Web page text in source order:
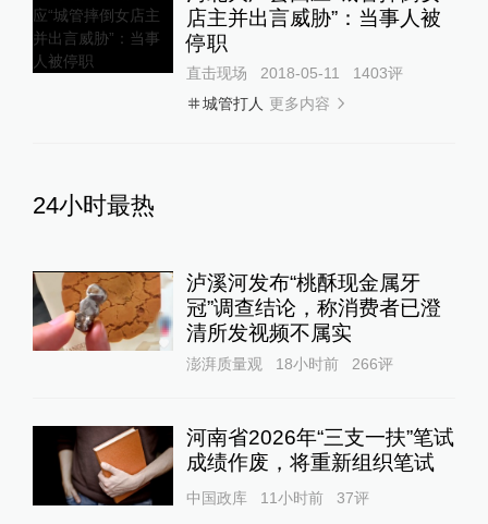
店主并出言威胁”：当事人被
停职
直击现场 2018-05-11 1403评
城管打人 更多内容
24小时最热
泸溪河发布“桃酥现金属牙
冠”调查结论，称消费者已澄
清所发视频不属实
澎湃质量观 18小时前 266评
河南省2026年“三支一扶”笔试
成绩作废，将重新组织笔试
中国政库 11小时前 37评